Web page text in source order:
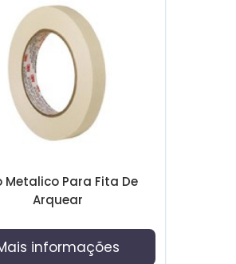
Metalico Para Fita De
Arquear
informações